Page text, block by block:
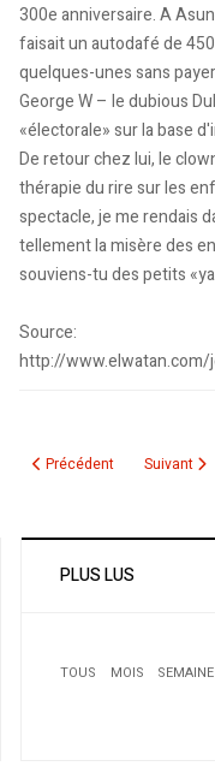
300e anniversaire. A
faisait un autodafé de
quelques-unes sans
George W – le dubious
«électorale» sur la base
De retour chez lui, le
thérapie du rire sur les
spectacle, je me rendais
tellement la misère des
souviens-tu des petits
Source:
http://
Article précédent :
Précédent Article
Suivant
PLUS LUS
TOUS MOIS SEMAINE